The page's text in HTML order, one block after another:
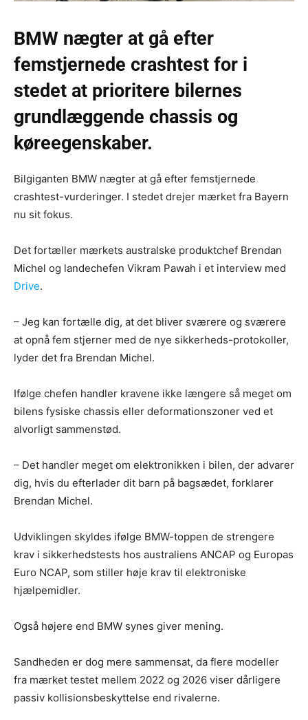
BMW nægter at gå efter
femstjernede crashtest for i
stedet at prioritere bilernes
grundlæggende chassis og
køreegenskaber.
Bilgiganten BMW nægter at gå efter femstjernede
crashtest-vurderinger. I stedet drejer mærket fra Bayern
nu sit fokus.
Det fortæller mærkets australske produktchef Brendan
Michel og landechefen Vikram Pawah i et interview med
Drive.
– Jeg kan fortælle dig, at det bliver sværere og sværere
at opnå fem stjerner med de nye sikkerheds-protokoller,
lyder det fra Brendan Michel.
Ifølge chefen handler kravene ikke længere så meget om
bilens fysiske chassis eller deformationszoner ved et
alvorligt sammenstød.
– Det handler meget om elektronikken i bilen, der advarer
dig, hvis du efterlader dit barn på bagsædet, forklarer
Brendan Michel.
Udviklingen skyldes ifølge BMW-toppen de strengere
krav i sikkerhedstests hos australiens ANCAP og Europas
Euro NCAP, som stiller høje krav til elektroniske
hjælpemidler.
Også højere end BMW synes giver mening.
Sandheden er dog mere sammensat, da flere modeller
fra mærket testet mellem 2022 og 2026 viser dårligere
passiv kollisionsbeskyttelse end rivalerne.